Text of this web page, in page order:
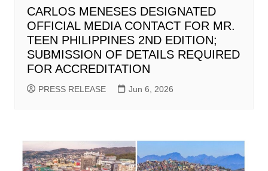
CARLOS MENESES DESIGNATED
OFFICIAL MEDIA CONTACT FOR MR.
TEEN PHILIPPINES 2ND EDITION;
SUBMISSION OF DETAILS REQUIRED
FOR ACCREDITATION
PRESS RELEASE Jun 6, 2026